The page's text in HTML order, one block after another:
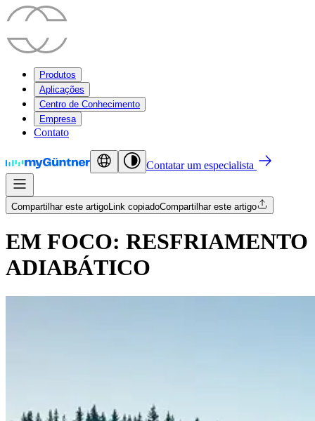
Produtos
Aplicações
Centro de Conhecimento
Empresa
Contato
Contatar um especialista
Compartilhar este artigoLink copiadoCompartilhar este artigo
EM FOCO: RESFRIAMENTO
ADIABÁTICO